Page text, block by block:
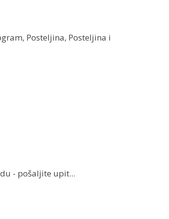
, Posteljina, Posteljina i
- pošaljite upit...